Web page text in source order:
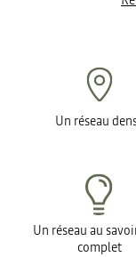
Un réseau
Un réseau au
complet